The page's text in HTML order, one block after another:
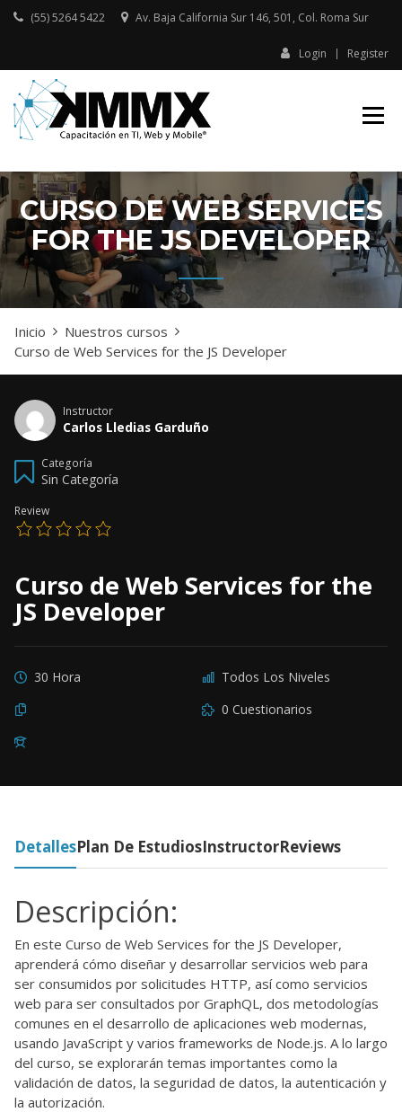
Skip
(55) 5264 5422 Av. Baja California Sur 146, 501, Col. Roma Sur​
Login Register
CAPACITACIÓN
CURSO DE WEB SERVICES
FOR THE JS DEVELOPER
Inicio
Nuestros cursos
Curso de Web Services for the JS Developer
Instructor
Carlos Lledias Garduño
Categoría
Sin Categoría
Review
Curso de Web Services for the
JS Developer
30 Hora
Todos Los Niveles
0 Cuestionarios
DetallesPlan De EstudiosInstructorReviews
Descripción:
En este Curso de Web Services for the JS Developer,
aprenderá cómo diseñar y desarrollar servicios web para
ser consumidos por solicitudes HTTP, así como servicios
web para ser consultados por GraphQL, dos metodologías
comunes en el desarrollo de aplicaciones web modernas,
usando JavaScript y varios frameworks de Node.js. A lo largo
del curso, se explorarán temas importantes como la
validación de datos, la seguridad de datos, la autenticación y
la autorización.